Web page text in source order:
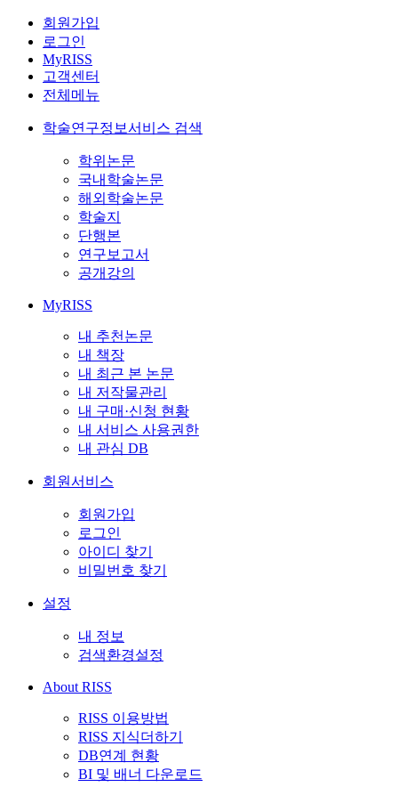
회원가입
로그인
MyRISS
고객센터
전체메뉴
학술연구정보서비스 검색
학위논문
국내학술논문
해외학술논문
학술지
단행본
연구보고서
공개강의
MyRISS
내 추천논문
내 책장
내 최근 본 논문
내 저작물관리
내 구매·신청 현황
내 서비스 사용권한
내 관심 DB
회원서비스
회원가입
로그인
아이디 찾기
비밀번호 찾기
설정
내 정보
검색환경설정
About RISS
RISS 이용방법
RISS 지식더하기
DB연계 현황
BI 및 배너 다운로드